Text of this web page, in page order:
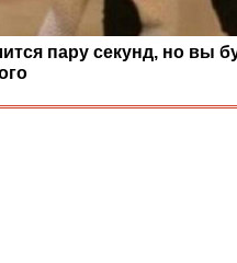
пару секунд, но вы